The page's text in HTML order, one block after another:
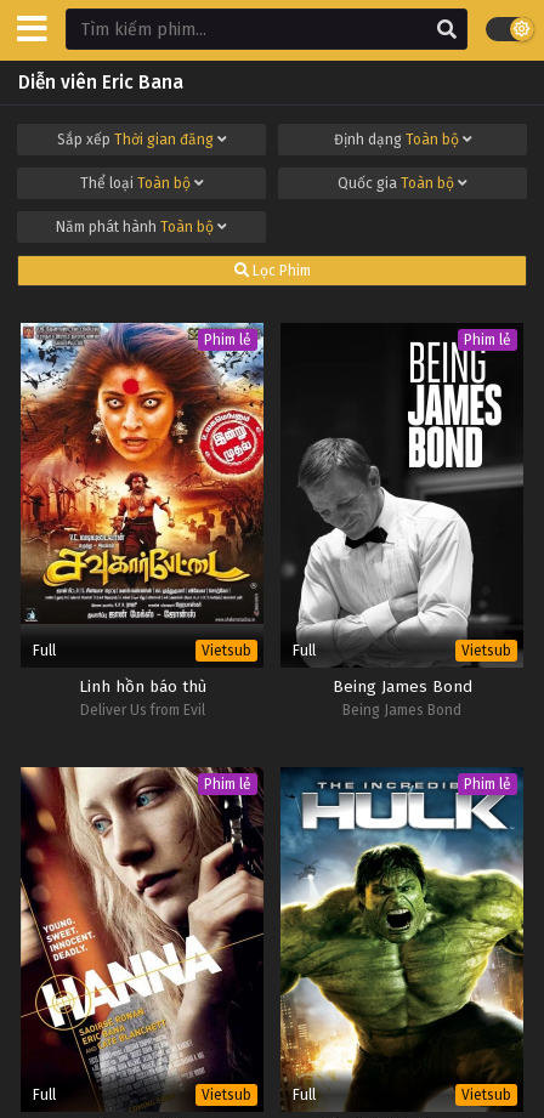
Diễn viên Eric Bana
Sắp xếp Thời gian đăng Định dạng Toàn bộ
Thể loại Toàn bộ Quốc gia Toàn bộ
Năm phát hành Toàn bộ
Lọc Phim
Phim lẻ
Full Vietsub
Linh hồn báo thù
Deliver Us from Evil
Phim lẻ
Full Vietsub
Being James Bond
Being James Bond
Phim lẻ
Full Vietsub
Phim lẻ
Full Vietsub